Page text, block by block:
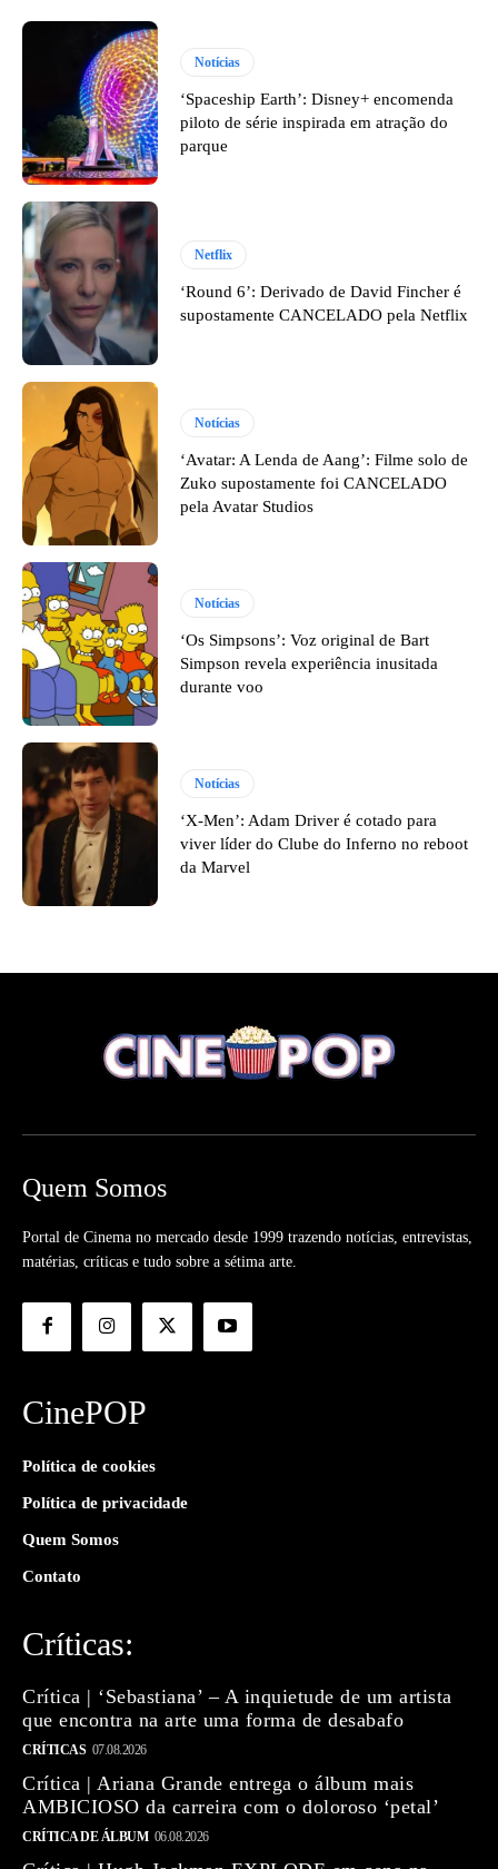
Notícias
‘Spaceship Earth’: Disney+ encomenda
piloto de série inspirada em atração do
parque
Netflix
‘Round 6’: Derivado de David Fincher é
supostamente CANCELADO pela Netflix
Notícias
‘Avatar: A Lenda de Aang’: Filme solo de
Zuko supostamente foi CANCELADO
pela Avatar Studios
Notícias
‘Os Simpsons’: Voz original de Bart
Simpson revela experiência inusitada
durante voo
Notícias
‘X-Men’: Adam Driver é cotado para
viver líder do Clube do Inferno no reboot
da Marvel
Quem Somos
Portal de Cinema no mercado desde 1999 trazendo notícias, entrevistas,
matérias, críticas e tudo sobre a sétima arte.
CinePOP
Política de cookies
Política de privacidade
Quem Somos
Contato
Críticas:
Crítica | ‘Sebastiana’ – A inquietude de um artista
que encontra na arte uma forma de desabafo
CRÍTICAS 07.08.2026
Crítica | Ariana Grande entrega o álbum mais
AMBICIOSO da carreira com o doloroso ‘petal’
CRÍTICA DE ÁLBUM 06.08.2026